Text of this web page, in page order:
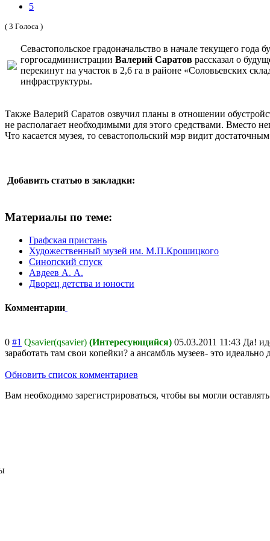
5
( 3 Голоса )
Севастопольское градоначальство в начале текущего
горгосадминистрации Валерий Саратов рассказал о
перекинут на участок в 2,6 га в районе «Соловьевских
инфраструктуры.
Также Валерий Саратов озвучил планы в отношении
не располагает необходимыми для этого средствами. Вместо
Что касается музея, то севастопольский мэр видит
Добавить статью в закладки:
Материалы по теме:
Графская пристань
Художественный музей им. М.П.Крошицкого
Синопский спуск
Авдеев А. А.
Дворец детства и юности
Комментарии
0 #1 Qsavier(qsavier) (Интересующийся) 05.03.2011 11:43 Да!
заработать там свои копейки? а ансамбль музеев- это
Обновить список комментариев
Вам необходимо зарегистрироваться, чтобы вы могли